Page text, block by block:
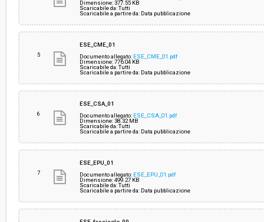
Dimensione: 377.55 KB
Scaricabile da: Tutti
Scaricabile a partire da: Data pubblicazione
5
ESE_CME_01
Documento allegato: ESE_CME_01.pdf
Dimensione: 776.04 KB
Scaricabile da: Tutti
Scaricabile a partire da: Data pubblicazione
6
ESE_CSA_01
Documento allegato: ESE_CSA_01.pdf
Dimensione: 38.32 MB
Scaricabile da: Tutti
Scaricabile a partire da: Data pubblicazione
7
ESE_EPU_01
Documento allegato: ESE_EPU_01.pdf
Dimensione: 499.27 KB
Scaricabile da: Tutti
Scaricabile a partire da: Data pubblicazione